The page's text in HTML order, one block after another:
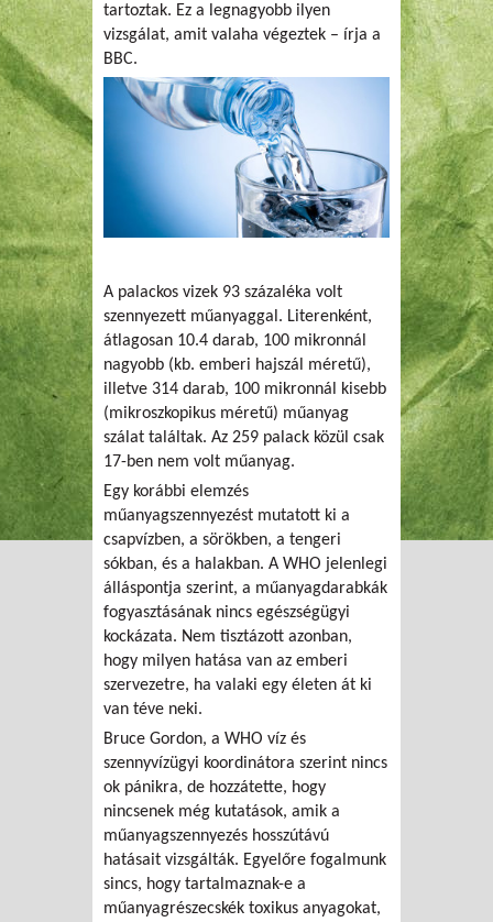
tartoztak. Ez a legnagyobb ilyen
vizsgálat, amit valaha végeztek – írja a
BBC.
A palackos vizek 93 százaléka volt
szennyezett műanyaggal. Literenként,
átlagosan 10.4 darab, 100 mikronnál
nagyobb (kb. emberi hajszál méretű),
illetve 314 darab, 100 mikronnál kisebb
(mikroszkopikus méretű) műanyag
szálat találtak. Az 259 palack közül csak
17-ben nem volt műanyag.
Egy korábbi elemzés
műanyagszennyezést mutatott ki a
csapvízben, a sörökben, a tengeri
sókban, és a halakban. A WHO jelenlegi
álláspontja szerint, a műanyagdarabkák
fogyasztásának nincs egészségügyi
kockázata. Nem tisztázott azonban,
hogy milyen hatása van az emberi
szervezetre, ha valaki egy életen át ki
van téve neki.
Bruce Gordon, a WHO víz és
szennyvízügyi koordinátora szerint nincs
ok pánikra, de hozzátette, hogy
nincsenek még kutatások, amik a
műanyagszennyezés hosszútávú
hatásait vizsgálták. Egyelőre fogalmunk
sincs, hogy tartalmaznak-e a
műanyagrészecskék toxikus anyagokat,